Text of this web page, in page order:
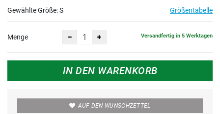
Gewählte Größe:S Größentabelle
Menge Versandfertig in 5 Werktagen
IN DEN WARENKORB
AUF DEN WUNSCHZETTEL